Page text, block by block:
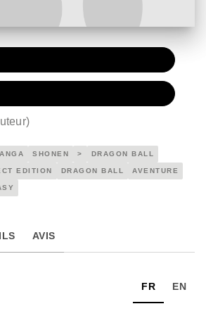
)
SHONEN > DRAGON BALL
EDITION DRAGON BALL AVENTURE
AVIS
FR EN